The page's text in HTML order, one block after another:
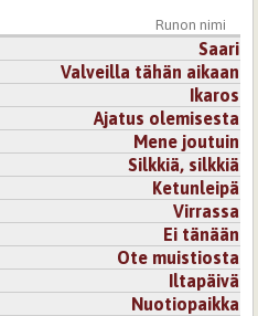
Runon nimi
Saari
Valveilla tähän aikaan
Ikaros
Ajatus olemisesta
Mene joutuin
Silkkiä, silkkiä
Ketunleipä
Virrassa
Ei tänään
Ote muistiosta
Iltapäivä
Nuotiopaikka